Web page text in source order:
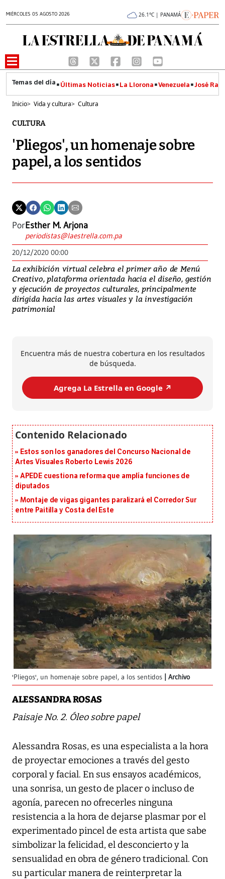
MIÉRCOLES 05 AGOSTO 2026 26.1°C | PANAMÁ
Últimas Noticias La Llorona Venezuela José
Inicio> Vida y cultura> Cultura
CULTURA
'Pliegos', un homenaje sobre
papel, a los sentidos
PorEsther M. Arjona
periodistas@laestrella.com.pa
20/12/2020 00:00
La exhibición virtual celebra el primer año de Menú
Creativo, plataforma orientada hacia el diseño, gestión
y ejecución de proyectos culturales, principalmente
dirigida hacia las artes visuales y la investigación
patrimonial
Encuentra más de nuestra cobertura en los resultados
de búsqueda.
Agrega La Estrella en Google ↗️
Estos son los ganadores del Concurso Nacional de
Artes Visuales Roberto Lewis 2026
APEDE cuestiona reforma que amplía funciones de
diputados
Montaje de vigas gigantes paralizará el Corredor Sur
entre Paitilla y Costa del Este
'Pliegos', un homenaje sobre papel, a los sentidos Archivo
ALESSANDRA ROSAS
Paisaje No. 2. Óleo sobre papel
Alessandra Rosas, es una especialista a la hora
de proyectar emociones a través del gesto
corporal y facial. En sus ensayos académicos,
una sonrisa, un gesto de placer o incluso de
agonía, parecen no ofrecerles ninguna
resistencia a la hora de dejarse plasmar por el
experimentado pincel de esta artista que sabe
simbolizar la felicidad, el desconcierto y la
sensualidad en obra de género tradicional. Con
su particular manera de reinterpretar la